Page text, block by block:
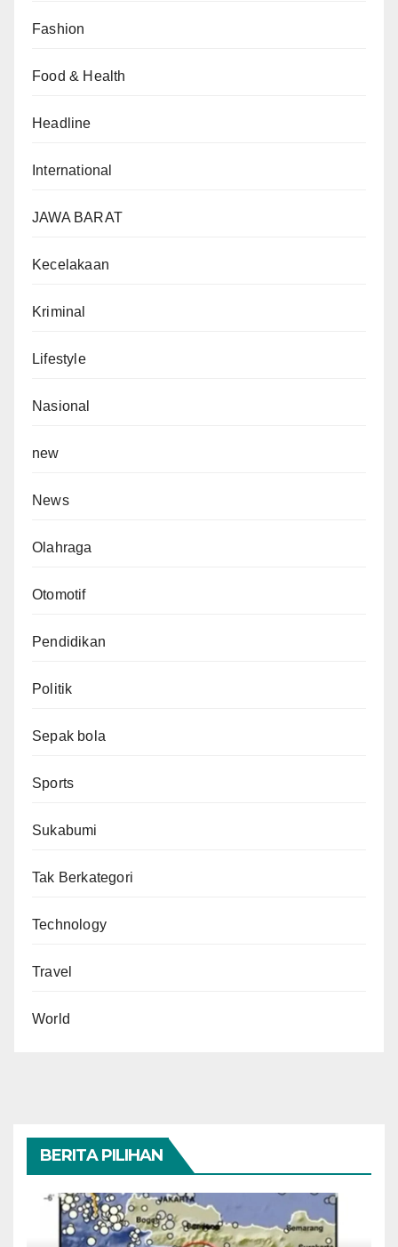
Fashion
Food & Health
Headline
International
JAWA BARAT
Kecelakaan
Kriminal
Lifestyle
Nasional
new
News
Olahraga
Otomotif
Pendidikan
Politik
Sepak bola
Sports
Sukabumi
Tak Berkategori
Technology
Travel
World
BERITA PILIHAN